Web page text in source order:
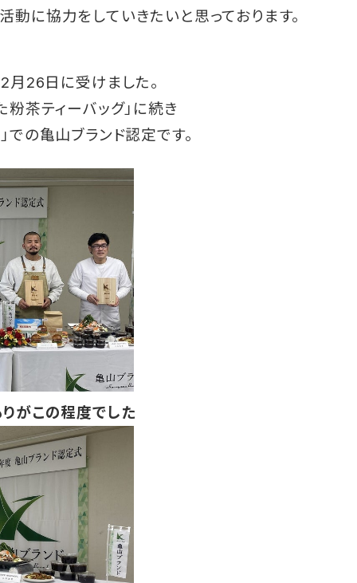
に協力をしていきたいと思っております。
26日に受けました。
粉茶ティーバッグ」に続き
の亀山ブランド認定です。
がこの程度でした